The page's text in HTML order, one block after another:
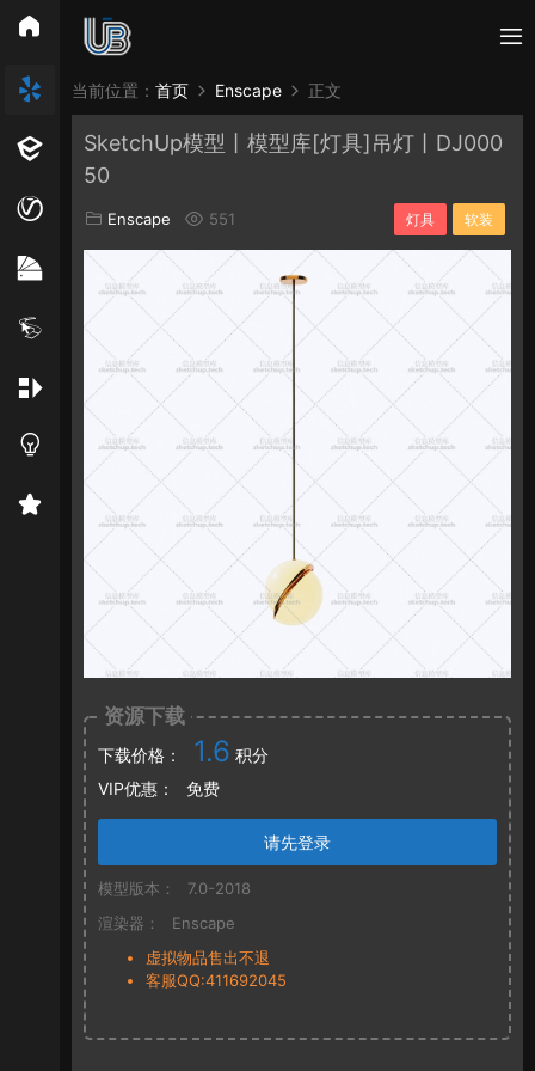
所有分类
Enscape PB3构件 构件 轮廓
当前位置： 首页 Enscape 正文
SketchUp模型丨模型库[灯具]吊灯丨DJ000
50
Enscape 551 灯具 软装
资源下载
下载价格： 1.6 积分
VIP优惠：
免费
请先登录
模型版本：
7.0-2018
渲染器：
Enscape
虚拟物品售出不退
客服QQ:411692045